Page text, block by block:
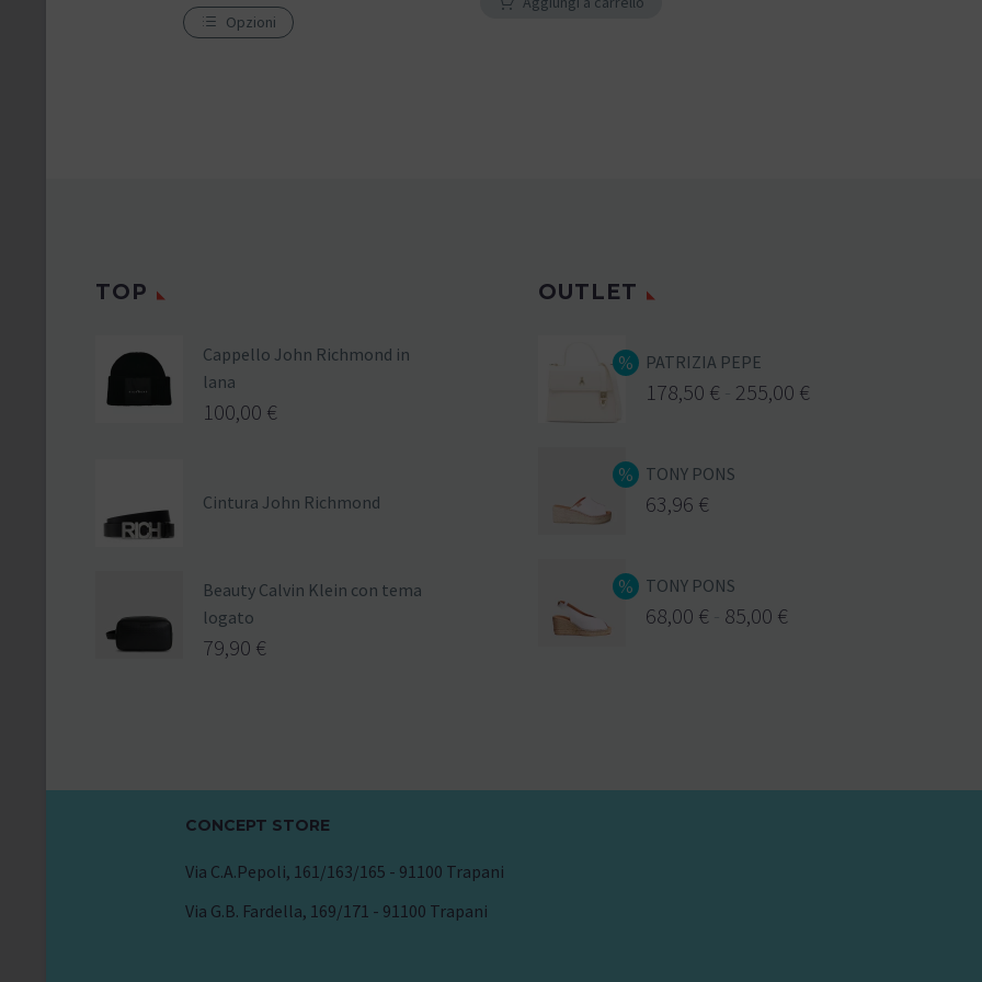
Opzioni
TOP
Cappello John Richmond in
lana
100,00 €
Cintura John Richmond
Beauty Calvin Klein con tema
logato
79,90 €
OUTLET
PATRIZIA PEPE
178,50 € 255,00 €
TONY PONS
63,96 €
TONY PONS
68,00 € 85,00 €
CONCEPT STORE
Via C.A.Pepoli, 161/163/165 - 91100 Trapani
Via G.B. Fardella, 169/171 - 91100 Trapani